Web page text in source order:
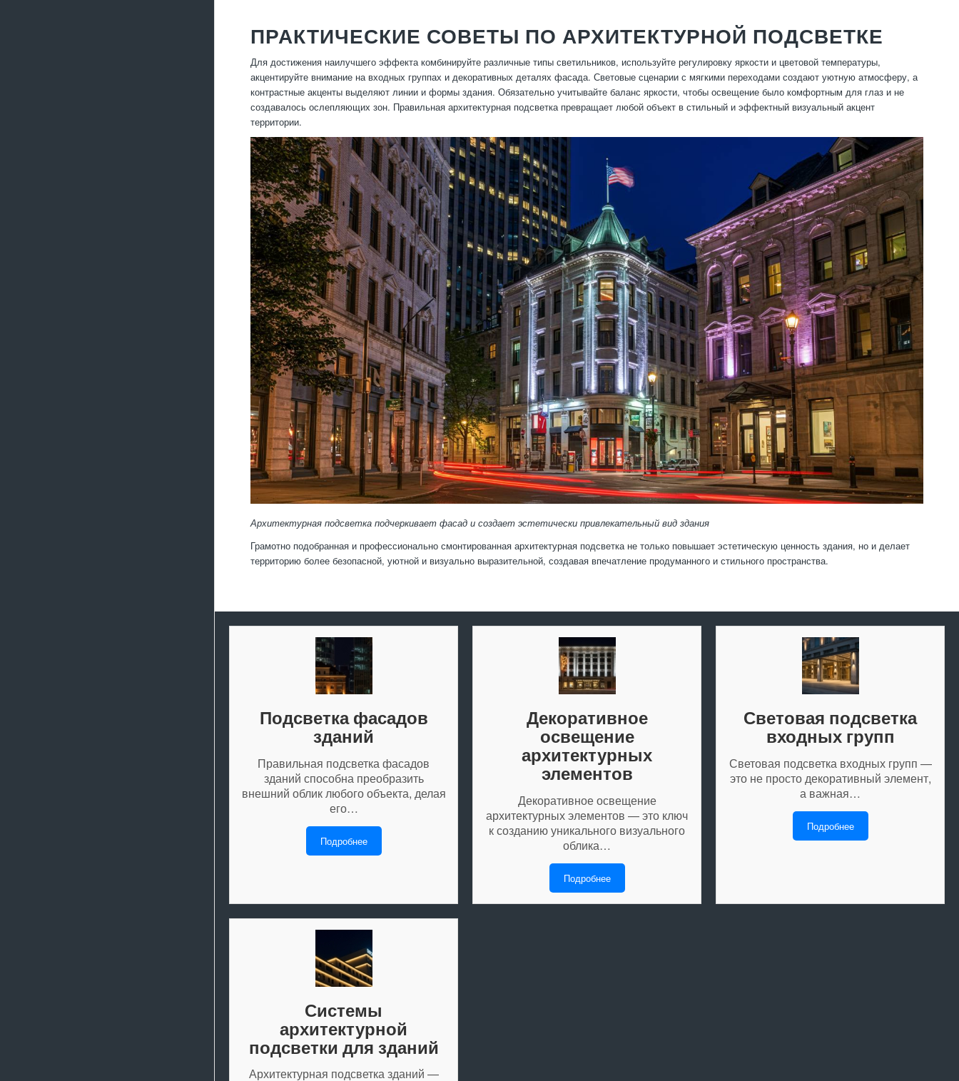
ПРАКТИЧЕСКИЕ СОВЕТЫ ПО АРХИТЕКТУРНОЙ ПОДСВЕТКЕ
Для достижения наилучшего эффекта комбинируйте различные типы светильников, используйте регулировку яркости и цветовой температуры,
акцентируйте внимание на входных группах и декоративных деталях фасада. Световые сценарии с мягкими переходами создают уютную атмосферу, а
контрастные акценты выделяют линии и формы здания. Обязательно учитывайте баланс яркости, чтобы освещение было комфортным для глаз и не
создавалось ослепляющих зон. Правильная архитектурная подсветка превращает любой объект в стильный и эффектный визуальный акцент
территории.
Архитектурная подсветка подчеркивает фасад и создает эстетически привлекательный вид здания
Грамотно подобранная и профессионально смонтированная архитектурная подсветка не только повышает эстетическую ценность здания, но и делает
территорию более безопасной, уютной и визуально выразительной, создавая впечатление продуманного и стильного пространства.
Подсветка фасадов
зданий
Правильная подсветка фасадов
зданий способна преобразить
внешний облик любого объекта, делая
его…
Подробнее
Декоративное
освещение
архитектурных
элементов
Декоративное освещение
архитектурных элементов — это ключ
к созданию уникального визуального
облика…
Подробнее
Световая подсветка
входных групп
Световая подсветка входных групп —
это не просто декоративный элемент,
а важная…
Подробнее
Системы
архитектурной
подсветки для зданий
Архитектурная подсветка зданий —